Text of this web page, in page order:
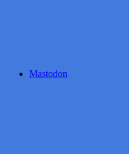
Mastodon